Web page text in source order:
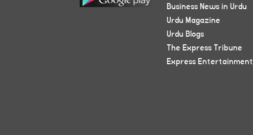
Business News in Urdu
Urdu Magazine
Urdu Blogs
The Express Tribune
Express Entertainment